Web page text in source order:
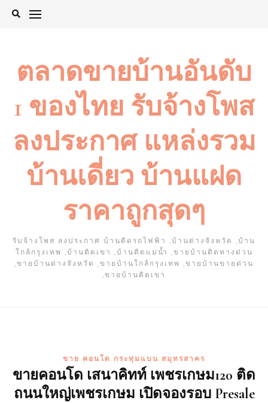
Skip
ตลาดขายบ้านอันดับ
1 ของไทย รับจ้างโพส
ลงประกาศ แหล่งรวม
บ้านเดี่ยว บ้านแฝด
ราคาถูกสุดๆ
รับจ้างโพส ลงประกาศ บ้านติดรถไฟฟ้า ,บ้านต่างจังหวัด ,บ้าน
ใกล้กรุงเทพ ,บ้านติดเขา ,บ้านติดแม่น้ำ ,ขายบ้านติดทางด่วน
,ขายบ้านต่างจังหวัด ,ขายบ้านใกล้กรุงเทพ ,ขายบ้านขายด่วน
,ขายบ้านติดเขา
ขาย คอนโด กระทุ่มแบน สมุทรสาคร
ขายคอนโด เสนาคิทท์ เพชรเกษม120 ติด
ถนนใหญ่เพชรเกษม เปิดจองรอบ Presale